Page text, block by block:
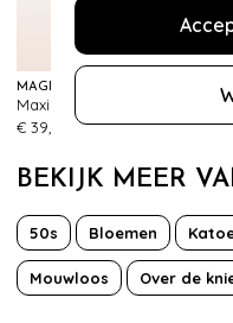
MAGIC BODYFASHION
€ 39,95
BEKIJK MEER
50s Bloemen
Mouwloos Over de